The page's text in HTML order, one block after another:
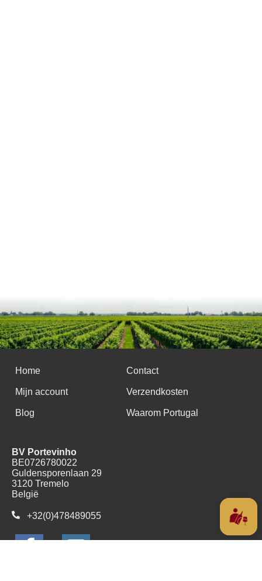
Home Contact
Mijn account Verzendkosten
Blog Waarom Portugal
BV Portevinho
BE0726780022
Guldensporenlaan 29
3120 Tremelo
België
+32(0)478489055